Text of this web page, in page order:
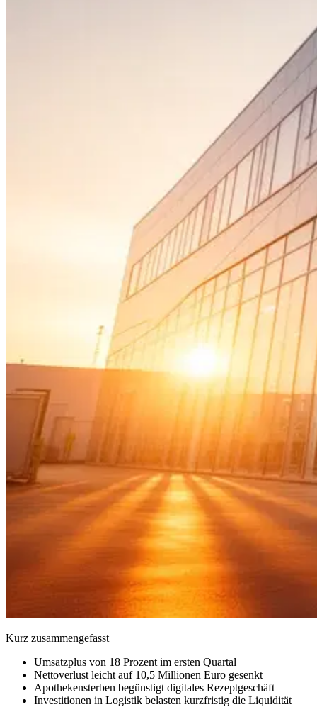
Kurz zusammengefasst
Umsatzplus von 18 Prozent im ersten Quartal
Nettoverlust leicht auf 10,5 Millionen Euro gesenkt
Apothekensterben begünstigt digitales Rezeptgeschäft
Investitionen in Logistik belasten kurzfristig die Liquidität